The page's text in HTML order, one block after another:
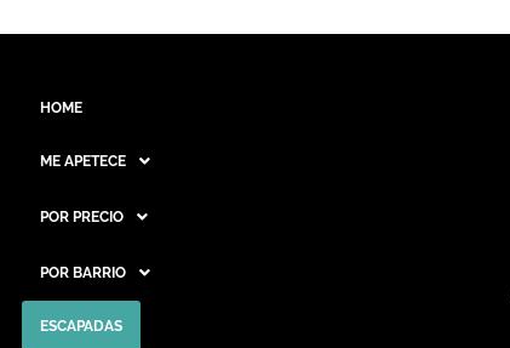
HOME
ME APETECE
POR PRECIO
POR BARRIO
ESCAPADAS